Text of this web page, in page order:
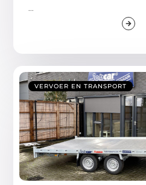
...
VERVOER EN TRANSPORT